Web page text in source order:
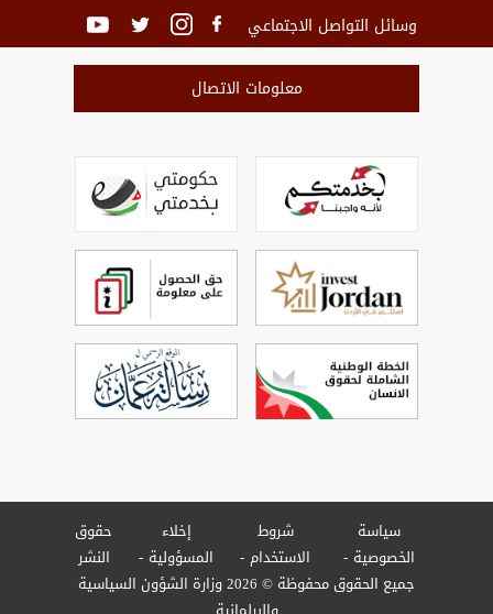
وسائل التواصل الاجتماعي
معلومات الاتصال
سياسة
الخصوصية
شروط
الاستخدام
إخلاء
المسؤولية
حقوق
النشر
جميع الحقوق محفوظة © 2026 وزارة الشؤون السياسية